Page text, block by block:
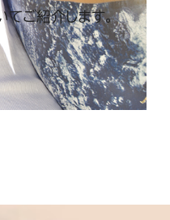
ご紹介します。